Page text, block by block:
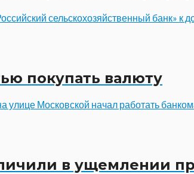
сельскохозяйственный банк»
покупать валюту
Московской начал работать
в ущемлении